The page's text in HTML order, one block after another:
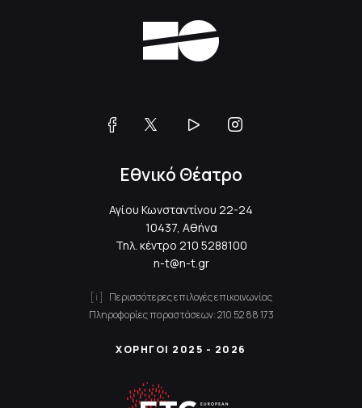
Εθνικό Θέατρο
Αγίου Κωνσταντίνου 22-24
10437, Αθήνα
Τηλ. κέντρο 210 5288100
n-t@n-t.gr
Περισσότερες επιλογές επικοινωνίας
Πληροφορίες παραστάσεων:210 52 88 173
ΧΟΡΗΓΟΙ 2025 - 2026